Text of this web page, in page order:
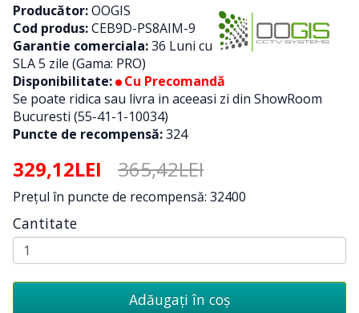
Producător:OOGIS
Cod produs:CEB9D-PS8AIM-9
Garantie comerciala:36 Luni cu
SLA 5 zile (Gama: PRO)
Disponibilitate:
Cu Precomandă
Se poate ridica sau livra in aceeasi zi din ShowRoom
Bucuresti (55-41-1-10034)
Puncte de recompensă:324
329,12LEI 365,42LEI
Preţul în puncte de recompensă: 32400
Cantitate
Adăugați în coş